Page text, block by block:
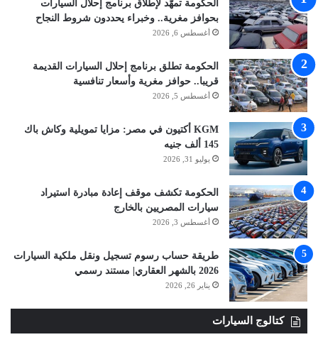
الحكومة تمهّد لإطلاق برنامج إحلال السيارات
بحوافز مغرية.. وخبراء يحددون شروط النجاح
أغسطس 6, 2026
الحكومة تطلق برنامج إحلال السيارات القديمة
قريبا.. حوافز مغرية وأسعار تنافسية
أغسطس 5, 2026
KGM أكتيون في مصر: مزايا تمويلية وكاش باك
145 ألف جنيه
يوليو 31, 2026
الحكومة تكشف موقف إعادة مبادرة استيراد
سيارات المصريين بالخارج
أغسطس 3, 2026
طريقة حساب رسوم تسجيل ونقل ملكية السيارات
2026 بالشهر العقاري| مستند رسمي
يناير 26, 2026
كتالوج السيارات